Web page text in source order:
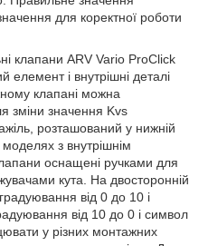
для коректної роботи
клапани ARV Vario ProClick
елемент і внутрішні деталі
клапані можна
зміни значення Kvs
розташований у нижній
з внутрішнім
оснащені ручками для
кута. На двосторонній
від 0 до 10 і
від 10 до 0 і символ
у різних монтажних